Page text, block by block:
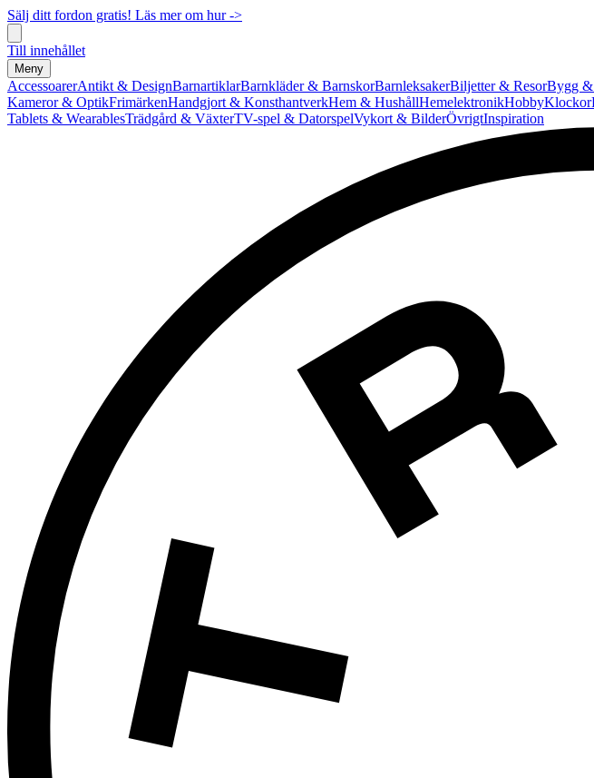
Sälj ditt fordon gratis! Läs mer om hur ->
Till innehållet
Meny
AccessoarerAntikt & DesignBarnartiklarBarnkläder & BarnskorBarnleksakerBiljetter & ResorBygg
Kameror & OptikFrimärkenHandgjort & KonsthantverkHem & HushållHemelektronikHobbyKlockor
Tablets & WearablesTrädgård & VäxterTV-spel & DatorspelVykort & BilderÖvrigtInspiration